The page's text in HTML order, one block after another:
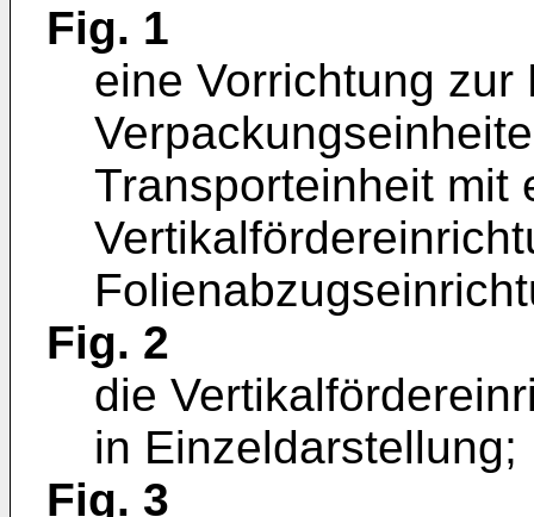
Fig. 1
eine Vorrichtung zur
Transporteinheit mit
Fig. 2
die
in Einzeldarstellung;
Fig. 3